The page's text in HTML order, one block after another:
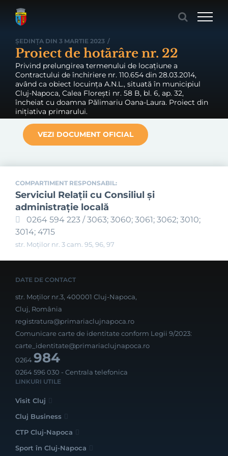
ȘEDINȚA DIN 3 MARTIE 2023 /
Proiect de hotărâre nr. 22
Privind prelungirea termenului de locațiune a
Contractului de închiriere nr. 110.654 din 28.03.2014,
având ca obiect locuința A.N.L., situată în municipiul
Cluj-Napoca, Calea Florești nr. 58 B, bl. 6, ap. 32,
încheiat cu doamna Pălimariu Oana-Laura. Proiect din
inițiativa primarului.
VEZI DOCUMENT OFICIAL
COMPARTIMENT RESPONSABIL:
Serviciul Relaţii cu Consiliul şi
administraţie locală
0264 594 223 / 3063; 3060; 3061; 3062; 3010;
3014; 4715
str. Moților nr. 3 cam. 95, 96, 97
DATE DE CONTACT
str. Moților nr.3, 400001 Cluj-Napoca,
Cluj, România
registratura@primariaclujnapoca.ro
Comunicare carte de identitate conform Legii 9/2023:
carte_identitate@primariaclujnapoca.ro
0264984
0264 596 030 - Centrala telefonica
LINKURI UTILE
Visit Cluj
Cluj Business
CTP Cluj-Napoca
Sport în Cluj-Napoca